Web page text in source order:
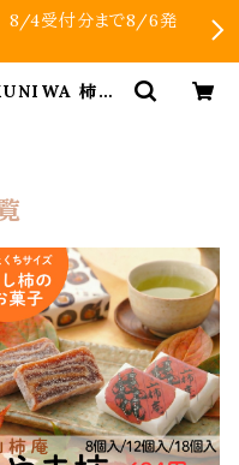
8/4受付分まで8/6発
柿の